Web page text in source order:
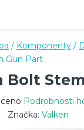
/ Komponenty /
Gun Part
Bolt
Podrobnosti
Značka: Valken